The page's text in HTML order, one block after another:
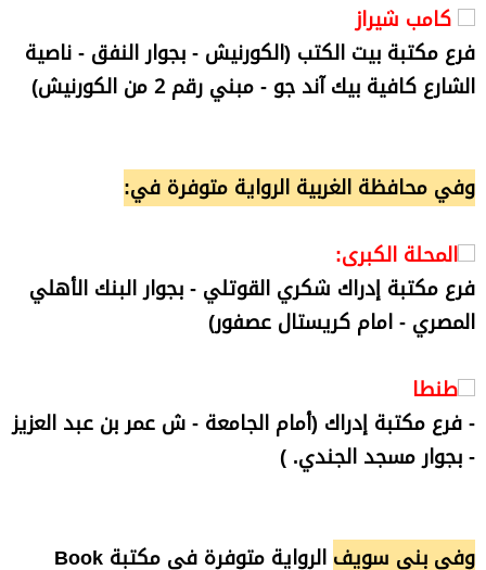
كامب شيراز
فرع مكتبة بيت الكتب (الكورنيش - بجوار النفق - ناصية
الشارع كافية بيك آند جو - مبني رقم 2 من الكورنيش)
وفي محافظة الغربية الرواية متوفرة في:
المحلة الكبرى:
فرع مكتبة إدراك شكري القوتلي - بجوار البنك الأهلي
المصري - امام كريستال عصفور)
طنطا
- فرع مكتبة إدراك (أمام الجامعة - ش عمر بن عبد العزيز
- بجوار مسجد الجندي. )
وفي بني سويف الرواية متوفرة في مكتبة Book